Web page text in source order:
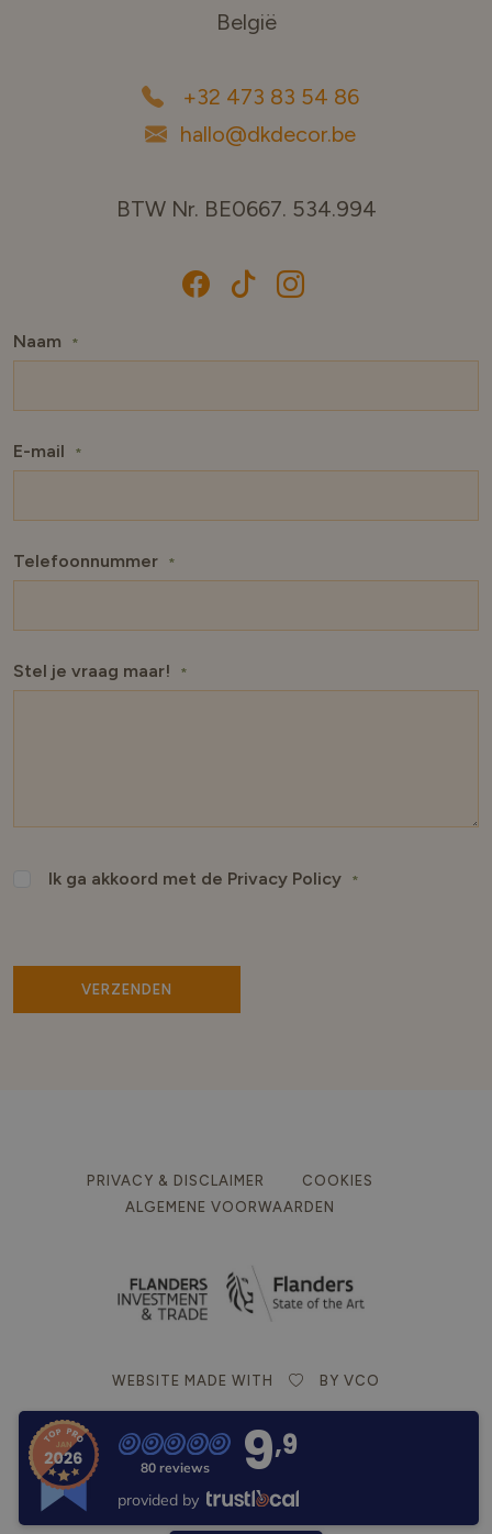
België
+32 473 83 54 86
hallo@dkdecor.be
BTW Nr. BE0667. 534.994
Naam *
E-mail *
Telefoonnummer *
Stel je vraag maar! *
Ik ga akkoord met de Privacy Policy *
PRIVACY & DISCLAIMER
COOKIES
ALGEMENE VOORWAARDEN
WEBSITE MADE WITH BY VCO
80 reviews 9,9
provided by